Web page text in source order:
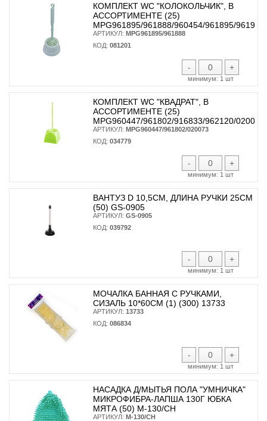
КОМПЛЕКТ WC "КОЛОКОЛЬЧИК", В
АССОРТИМЕНТЕ (25)
MPG961895/961888/960454/961895/961925
АРТИКУЛ: MPG961895/961888
КОД: 081201
- +
минимум: 1 шт
КОМПЛЕКТ WC "КВАДРАТ", В
АССОРТИМЕНТЕ (25)
MPG960447/961802/916833/962120/020073
АРТИКУЛ: MPG960447/961802/020073
КОД: 034779
- +
минимум: 1 шт
ВАНТУЗ D 10,5СМ, ДЛИНА РУЧКИ 25СМ
(50) GS-0905
АРТИКУЛ: GS-0905
КОД: 039792
- +
минимум: 1 шт
МОЧАЛКА БАННАЯ С РУЧКАМИ,
СИЗАЛЬ 10*60СМ (1) (300) 13733
АРТИКУЛ: 13733
КОД: 086834
- +
минимум: 1 шт
НАСАДКА Д/МЫТЬЯ ПОЛА "УМНИЧКА"
МИКРОФИБРА-ЛАПША 130Г ЮБКА
МЯТА (50) M-130/CH
АРТИКУЛ: M-130/CH